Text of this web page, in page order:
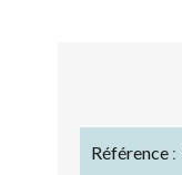
Référence